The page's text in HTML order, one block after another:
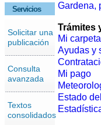
Servicios
Solicitar una
publicación
Consulta
avanzada
Textos
consolidados
Gardena,
Trámites
Mi carpeta
Ayudas y
Mi pago
Estado